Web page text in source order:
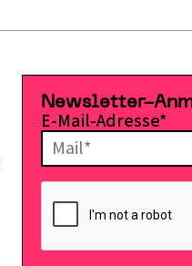
Newsletter-
E-Mail-Adresse*